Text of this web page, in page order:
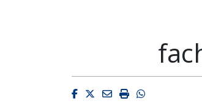
Facebook
Twitter
EmailImprimirWhatsapp